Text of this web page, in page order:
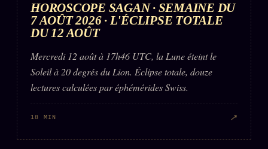
Nous écrire
Presse
Business
FAQ
Mentions légales
HOROSCOPE SAGAN · SEMAINE DU
7 AOÛT 2026 · L'ÉCLIPSE TOTALE
DU 12 AOÛT
Mercredi 12 août à 17h46 UTC, la Lune éteint le
Soleil à 20 degrés du Lion. Éclipse totale, douze
lectures calculées par éphémérides Swiss.
18 MIN ↗